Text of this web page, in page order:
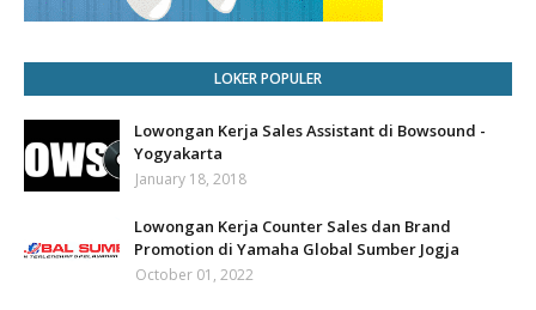
LOKER POPULER
Lowongan Kerja Sales Assistant di Bowsound -
Yogyakarta
January 18, 2018
Lowongan Kerja Counter Sales dan Brand
Promotion di Yamaha Global Sumber Jogja
October 01, 2022